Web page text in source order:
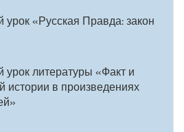
«Русская Правда: закон
литературы «Факт и
истории в произведениях